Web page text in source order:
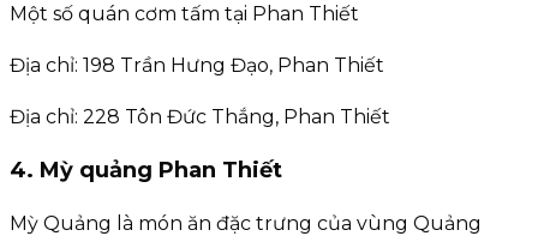
Một số quán cơm tấm tại Phan Thiết
Địa chỉ: 198 Trần Hưng Đạo, Phan Thiết
Địa chỉ: 228 Tôn Đức Thắng, Phan Thiết
4. Mỳ quảng Phan Thiết
Mỳ Quảng là món ăn đặc trưng của vùng Quảng